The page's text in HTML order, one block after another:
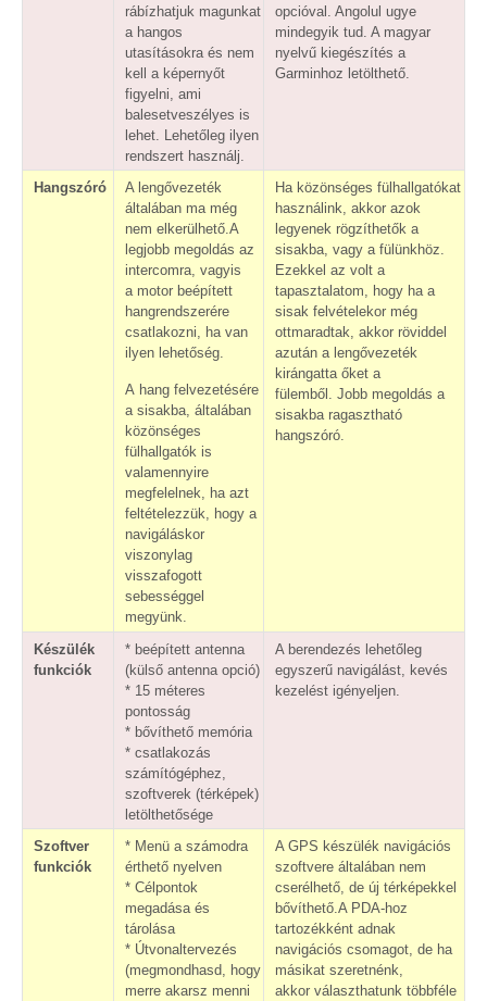
rábízhatjuk magunkat
a hangos
utasításokra és nem
kell a képernyőt
figyelni, ami
balesetveszélyes is
lehet. Lehetőleg ilyen
rendszert használj.
opcióval. Angolul ugye
mindegyik tud. A magyar
nyelvű kiegészítés a
Garminhoz letölthető.
Hangszóró
A lengővezeték
általában ma még
nem elkerülhető.A
legjobb megoldás az
intercomra, vagyis
a motor beépített
hangrendszerére
csatlakozni, ha van
ilyen lehetőség.
A hang felvezetésére
a sisakba, általában
közönséges
fülhallgatók is
valamennyire
megfelelnek, ha azt
feltételezzük, hogy a
navigáláskor
viszonylag
visszafogott
sebességgel
megyünk.
Ha közönséges fülhallgatókat
használink, akkor azok
legyenek rögzíthetők a
sisakba, vagy a fülünkhöz.
Ezekkel az volt a
tapasztalatom, hogy ha a
sisak felvételekor még
ottmaradtak, akkor röviddel
azután a lengővezeték
kirángatta őket a
fülemből. Jobb megoldás a
sisakba ragasztható
hangszóró.
Készülék
funkciók
* beépített antenna
(külső antenna opció)
* 15 méteres
pontosság
* bővíthető memória
* csatlakozás
számítógéphez,
szoftverek (térképek)
letölthetősége
A berendezés lehetőleg
egyszerű navigálást, kevés
kezelést igényeljen.
Szoftver
funkciók
* Menü a számodra
érthető nyelven
* Célpontok
megadása és
tárolása
* Útvonaltervezés
(megmondhasd, hogy
merre akarsz menni
A GPS készülék navigációs
szoftvere általában nem
cserélhető, de új térképekkel
bővíthető.A PDA-hoz
tartozékként adnak
navigációs csomagot, de ha
másikat szeretnénk,
akkor választhatunk többféle